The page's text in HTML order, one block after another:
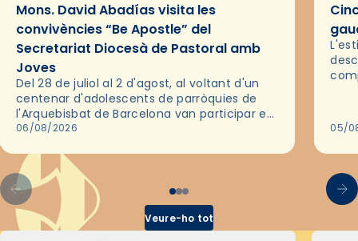
Mons. David Abadías visita les
convivències “Be Apostle” del
Secretariat Diocesà de Pastoral amb
Joves
Del 28 de juliol al 2 d'agost, al voltant d'un
centenar d'adolescents de parròquies de
l'Arquebisbat de Barcelona van participar en
les convivències Be Apostle, organitzades
06/08/2026 05/
Veure-ho tot